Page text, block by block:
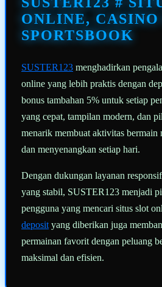
yang
sama.ONLINE,
SPORTSBOOK
SUSTER123 menghadirkan
online yang lebih praktis dengan
bonus tambahan 5% untuk setiap
yang cepat, tampilan modern, dan
menarik membuat aktivitas bermain
dan menyenangkan setiap hari.
Dengan dukungan layanan
yang stabil, SUSTER123 menjadi
pengguna yang mencari situs slot
deposit yang diberikan juga
permainan favorit dengan peluang
maksimal dan efisien.